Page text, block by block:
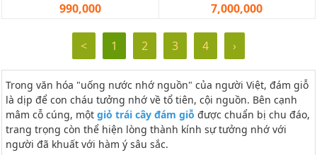
990,000
7,000,000
< 1 2 3 4 ›
Trong văn hóa "uống nước nhớ nguồn" của người Việt, đám giỗ
là dịp để con cháu tưởng nhớ về tổ tiên, cội nguồn. Bên cạnh
mâm cỗ cúng, một giỏ trái cây đám giỗ được chuẩn bị chu đáo,
trang trọng còn thể hiện lòng thành kính sự tưởng nhớ với
người đã khuất với hàm ý sâu sắc.